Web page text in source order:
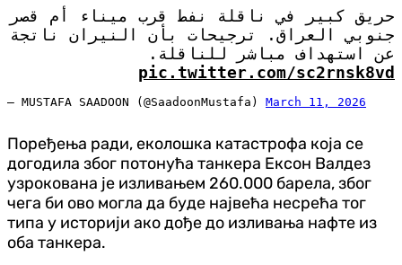
حريق كبير في ناقلة نفط قرب ميناء أم قصر
جنوبي العراق. ترجيحات بأن النيران ناتجة
عن استهداف مباشر للناقلة.
pic.twitter.com/sc2rnsk8vd
— MUSTAFA SAADOON (@SaadoonMustafa) March 11, 2026
Поређења ради, еколошка катастрофа која се
догодила због потонућа танкера Ексон Валдез
узрокована је изливањем 260.000 барела, због
чега би ово могла да буде највећа несрећа тог
типа у историји ако дође до изливања нафте из
оба танкера.